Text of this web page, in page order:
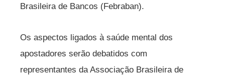
Brasileira de Bancos (Febraban).
Os aspectos ligados à saúde mental dos
apostadores serão debatidos com
representantes da Associação Brasileira de